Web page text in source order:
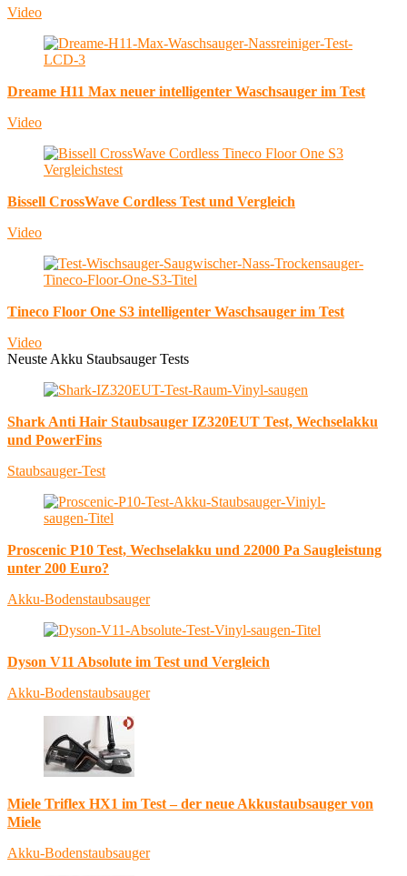
Video
Dreame H11 Max neuer intelligenter Waschsauger im Test
Video
Bissell CrossWave Cordless Test und Vergleich
Video
Tineco Floor One S3 intelligenter Waschsauger im Test
Video
Neuste Akku Staubsauger Tests
Shark Anti Hair Staubsauger IZ320EUT Test, Wechselakku
und PowerFins
Staubsauger-Test
Proscenic P10 Test, Wechselakku und 22000 Pa Saugleistung
unter 200 Euro?
Akku-Bodenstaubsauger
Dyson V11 Absolute im Test und Vergleich
Akku-Bodenstaubsauger
Miele Triflex HX1 im Test – der neue Akkustaubsauger von
Miele
Akku-Bodenstaubsauger